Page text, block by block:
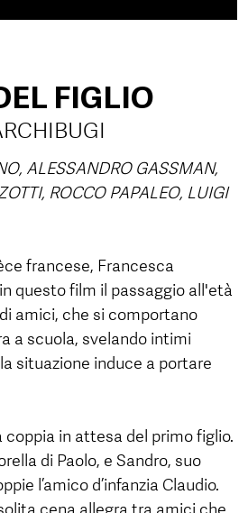
FIGLIO
ALESSANDRO GASSMAN,
ROCCO PAPALEO, LUIGI
francese, Francesca
questo film il passaggio all'età
amici, che si comportano
a scuola, svelando intimi
situazione induce a portare
coppia in attesa del primo figlio.
di Paolo, e Sandro, suo
l’amico d’infanzia Claudio.
cena allegra tra amici che